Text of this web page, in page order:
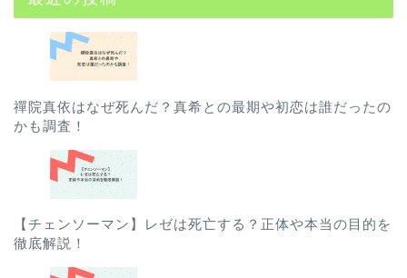
禪院真依はなぜ死んだ？真希との最期や初恋は誰だったの
かも調査！
【チェンソーマン】レゼは死亡する？正体や本当の目的を
徹底解説！